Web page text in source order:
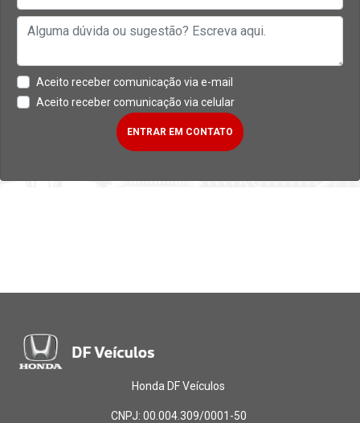
Aceito receber comunicação via e-mail
Aceito receber comunicação via celular
ENTRAR EM CONTATO
Honda DF Veículos
CNPJ: 00.004.309/0001-50